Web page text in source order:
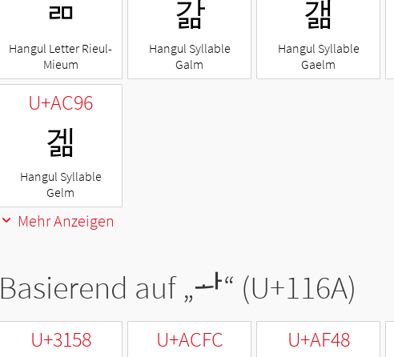
ㄻ
Hangul Letter Rieul-
Mieum
갊
Hangul Syllable
Galm
갦
Hangul Syllable
Gaelm
U+AC96
겖
Hangul Syllable
Gelm
Mehr Anzeigen
Basierend auf „ᅪ“ (U+116A)
U+3158 U+ACFC U+AF48